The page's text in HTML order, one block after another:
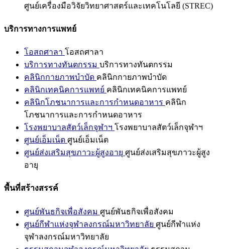
ศูนย์เครื่องมือวิจัยวิทยาศาสตร์และเทคโนโลยี (STREC)
บริการทางการแพทย์
โอสถศาลา โอสถศาลา
บริการทางทันตกรรม บริการทางทันตกรรม
คลินิกกายภาพบำบัด คลินิกกายภาพบำบัด
คลินิกเทคนิคการแพทย์ คลินิกเทคนิคการแพทย์
คลินิกโภชนาการและการกำหนดอาหาร คลินิก
โภชนาการและการกำหนดอาหาร
โรงพยาบาลสัตว์เล็กจุฬาฯ โรงพยาบาลสัตว์เล็กจุฬาฯ
ศูนย์เอ็มเน็ต ศูนย์เอ็มเน็ต
ศูนย์ส่งเสริมสุขภาวะผู้สูงอายุ ศูนย์ส่งเสริมสุขภาวะผู้สูง
อายุ
พื้นที่สร้างสรรค์
ศูนย์พันธกิจเพื่อสังคม ศูนย์พันธกิจเพื่อสังคม
ศูนย์กีฬาแห่งจุฬาลงกรณ์มหาวิทยาลัย ศูนย์กีฬาแห่ง
จุฬาลงกรณ์มหาวิทยาลัย